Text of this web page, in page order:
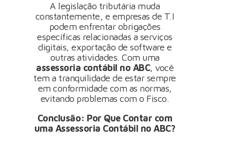
A legislação tributária muda
constantemente, e empresas de T.I
podem enfrentar obrigações
específicas relacionadas a serviços
digitais, exportação de software e
outras atividades. Com uma
assessoria contábil no ABC, você
tem a tranquilidade de estar sempre
em conformidade com as normas,
evitando problemas com o Fisco.
Conclusão: Por Que Contar com
uma Assessoria Contábil no ABC?